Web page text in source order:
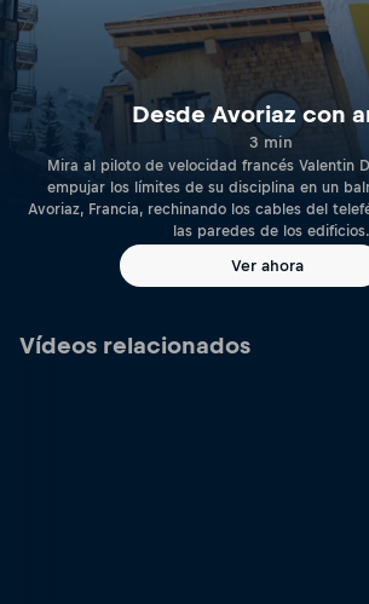
Desde Avoriaz con
3 min
Mira al piloto de velocidad francés Valentin
empujar los límites de su disciplina en un
Avoriaz, Francia, rechinando los cables del
las paredes de los edificios.
Ver ahora
Vídeos relacionados